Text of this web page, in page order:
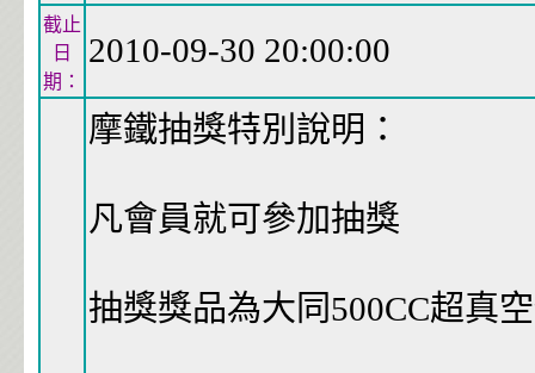
截止
日
期：
2010-09-30 20:00:00
摩鐵抽獎特別說明：
凡會員就可參加抽獎
抽獎獎品為大同500CC超真